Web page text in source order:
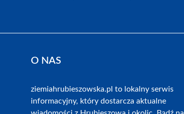
O NAS
ziemiahrubieszowska.pl to lokalny serwis
informacyjny, który dostarcza aktualne